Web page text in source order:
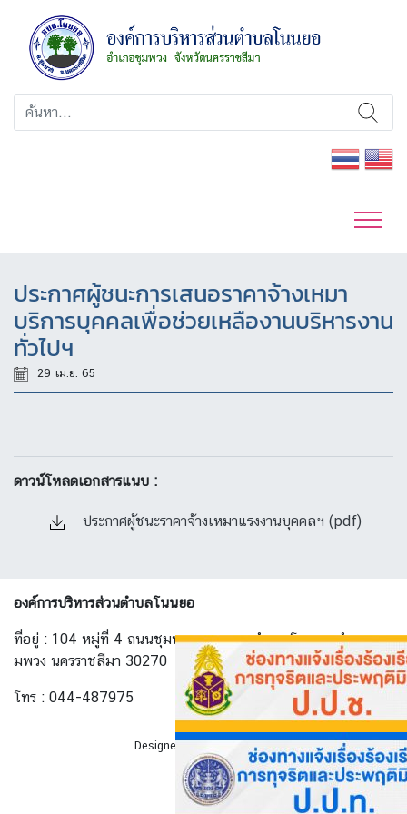
ประกาศผู้ชนะการเสนอราคาจ้างเหมา
บริการบุคคลเพื่อช่วยเหลืองานบริหารงาน
ทั่วไปฯ
29 เม.ย. 65
ดาวน์โหลดเอกสารแนบ :
ประกาศผู้ชนะราคาจ้างเหมาแรงงานบุคคลฯ (pdf)
องค์การบริหารส่วนตำบลโนนยอ
ที่อยู่ : 104 หมู่ที่ 4 ถนนชุมพวง-ทางพาด ตำบล โนนยอ อำเภอ ชุ
มพวง นครราชสีมา 30270
โทร : 044-487975
Designed By AllwebGroup